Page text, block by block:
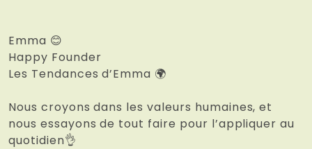
Emma 😊
Happy Founder
Les Tendances d’Emma 🌍
Nous croyons dans les valeurs humaines, et
nous essayons de tout faire pour l’appliquer au
quotidien👌